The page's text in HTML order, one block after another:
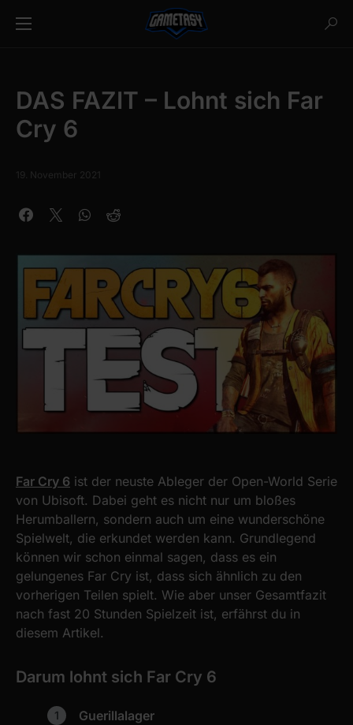
DAS FAZIT – Lohnt sich Far
Cry 6
19. November 2021
Far Cry 6 ist der neuste Ableger der Open-World Serie
von Ubisoft. Dabei geht es nicht nur um bloßes
Herumballern, sondern auch um eine wunderschöne
Spielwelt, die erkundet werden kann. Grundlegend
können wir schon einmal sagen, dass es ein
gelungenes Far Cry ist, dass sich ähnlich zu den
vorherigen Teilen spielt. Wie aber unser Gesamtfazit
nach fast 20 Stunden Spielzeit ist, erfährst du in
diesem Artikel.
Darum lohnt sich Far Cry 6
Guerillalager